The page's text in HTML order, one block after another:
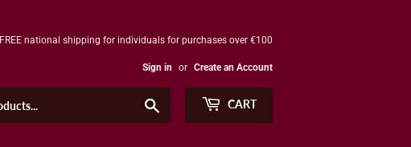
FREE national shipping for individuals for purchases over €100
Sign in or Create an Account
CART